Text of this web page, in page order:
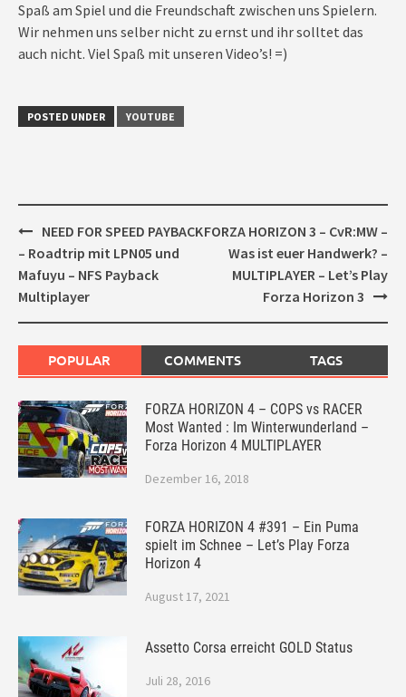
Spaß am Spiel und die Freundschaft zwischen uns Spielern.
Wir nehmen uns selber nicht zu ernst und ihr solltet das
auch nicht. Viel Spaß mit unseren Video’s! =)
POSTED UNDER YOUTUBE
Post
navigation
NEED FOR SPEED PAYBACK
– Roadtrip mit LPN05 und
Mafuyu – NFS Payback
Multiplayer
FORZA HORIZON 3 – CvR:MW –
Was ist euer Handwerk? –
MULTIPLAYER – Let’s Play
Forza Horizon 3
POPULAR COMMENTS TAGS
FORZA HORIZON 4 – COPS vs RACER
Most Wanted : Im Winterwunderland –
Forza Horizon 4 MULTIPLAYER
Dezember 16, 2018
FORZA HORIZON 4 #391 – Ein Puma
spielt im Schnee – Let’s Play Forza
Horizon 4
August 17, 2021
Assetto Corsa erreicht GOLD Status
Juli 28, 2016